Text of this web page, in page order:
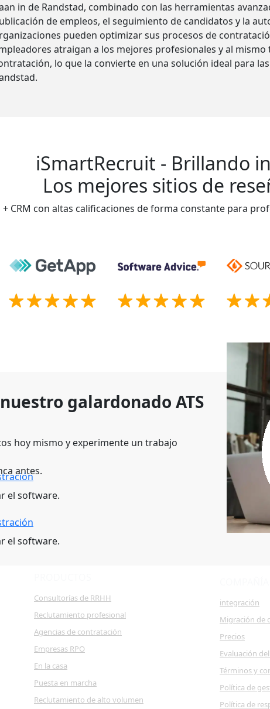
in de Randstad, combinado con las herramientas
de empleos, el seguimiento de candidatos y la
pueden optimizar sus procesos de
atraigan a los mejores profesionales y al
lo que la convierte en una solución ideal para
iSmartRecruit - Brillando
Los mejores sitios de
+ CRM con altas calificaciones de forma constante para
galardonado ATS
hoy mismo y experimente un trabajo
antes.
el software.
el software.
Consultorías de RRHH
Reclutamiento profesional
Agencias de contratación
Empresas RPO
En la casa
Puesta en marcha
Reclutamiento de alto volumen
integración
Migración de
Precios
Evaluación del
Términos y
Política de
Política de